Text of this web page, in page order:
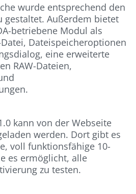
wurde entsprechend den
gestaltet. Außerdem bietet
betriebene Modul als
Dateispeicheroptionen
eine erweiterte
RAW-Dateien,
kann von der Webseite
werden. Dort gibt es
voll funktionsfähige 10-
es ermöglicht, alle
zu testen.